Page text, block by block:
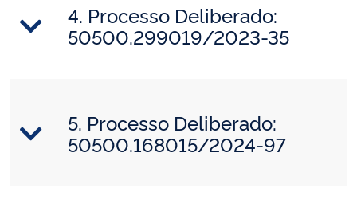
4. Processo Deliberado:
50500.299019/2023-35
5. Processo Deliberado:
50500.168015/2024-97